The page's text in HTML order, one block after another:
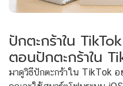
ปักตะกร้าใน
ตอนปักตะกร้าใน
มาดูวิธีปักตะกร้าใน TikTok อ